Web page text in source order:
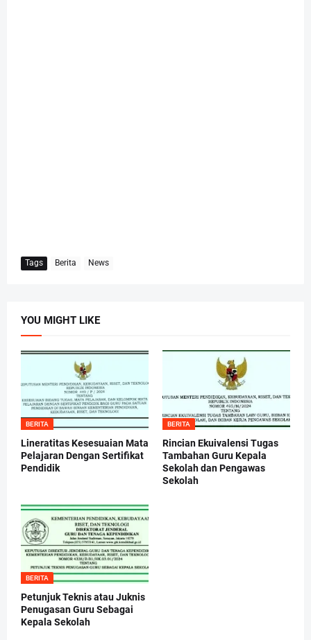
Tags Berita News
YOU MIGHT LIKE
BERITA
Lineratitas Kesesuaian Mata
Pelajaran Dengan Sertifikat
Pendidik
BERITA
Rincian Ekuivalensi Tugas
Tambahan Guru Kepala
Sekolah dan Pengawas
Sekolah
BERITA
Petunjuk Teknis atau Juknis
Penugasan Guru Sebagai
Kepala Sekolah